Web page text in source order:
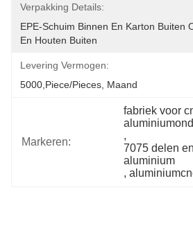
Verpakking Details:
EPE-Schuim Binnen En Karton Buiten
En Houten Buiten
Levering Vermogen:
5000,Piece/Pieces, Maand
Markeren:
fabriek voor
,
7075 delen
aluminium
,